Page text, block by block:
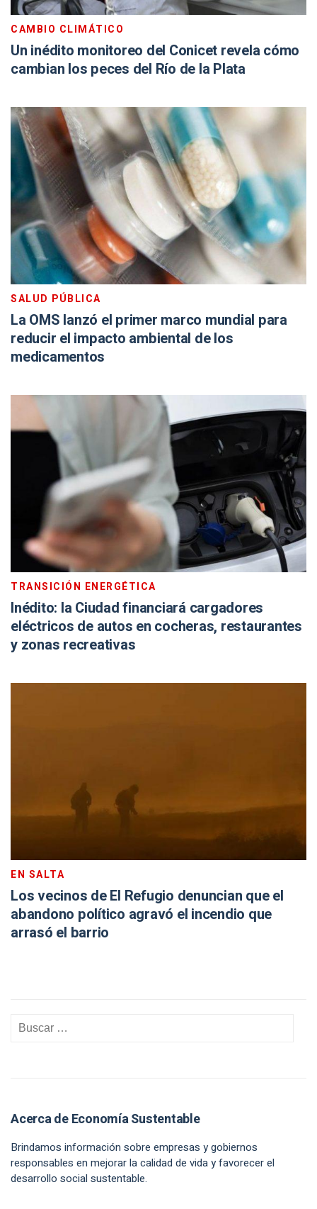
CAMBIO CLIMÁTICO
Un inédito monitoreo del Conicet revela cómo
cambian los peces del Río de la Plata
SALUD PÚBLICA
La OMS lanzó el primer marco mundial para
reducir el impacto ambiental de los
medicamentos
TRANSICIÓN ENERGÉTICA
Inédito: la Ciudad financiará cargadores
eléctricos de autos en cocheras, restaurantes
y zonas recreativas
EN SALTA
Los vecinos de El Refugio denuncian que el
abandono político agravó el incendio que
arrasó el barrio
Acerca de Economía Sustentable
Brindamos información sobre empresas y gobiernos
responsables en mejorar la calidad de vida y favorecer el
desarrollo social sustentable.